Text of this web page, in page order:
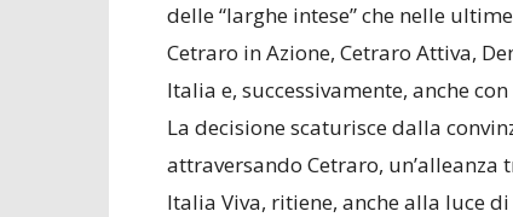
delle “larghe intese” che nelle
Cetraro in Azione, Cetraro Attiva,
Italia e, successivamente, anche
La decisione scaturisce dalla
attraversando Cetraro,
Italia Viva, ritiene, anche alla luce